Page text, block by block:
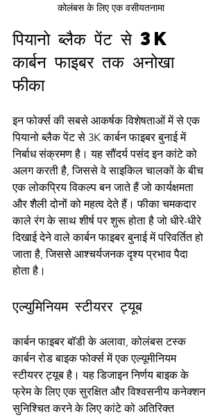
कोलंबस के लिए एक वसीयतनामा
पियानो ब्लैक पेंट से 3K
कार्बन फाइबर तक अनोखा
फीका
इन फोर्क्स की सबसे आकर्षक विशेषताओं में से एक
पियानो ब्लैक पेंट से 3K कार्बन फाइबर बुनाई में
निर्बाध संक्रमण है। यह सौंदर्य पसंद इन कांटे को
अलग करती है, जिससे वे साइकिल चालकों के बीच
एक लोकप्रिय विकल्प बन जाते हैं जो कार्यक्षमता
और शैली दोनों को महत्व देते हैं। फीका चमकदार
काले रंग के साथ शीर्ष पर शुरू होता है जो धीरे-धीरे
दिखाई देने वाले कार्बन फाइबर बुनाई में परिवर्तित हो
जाता है, जिससे आश्चर्यजनक दृश्य प्रभाव पैदा
होता है।
एल्युमिनियम स्टीयरर ट्यूब
कार्बन फाइबर बॉडी के अलावा, कोलंबस टस्क
कार्बन रोड बाइक फोर्क्स में एक एल्यूमीनियम
स्टीयरर ट्यूब है। यह डिजाइन निर्णय बाइक के
फ्रेम के लिए एक सुरक्षित और विश्वसनीय कनेक्शन
सुनिश्चित करने के लिए कांटे को अतिरिक्त